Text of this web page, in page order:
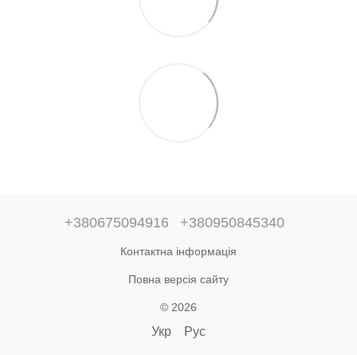
+380675094916 +380950845340
Контактна інформація
Повна версія сайту
© 2026
Укр Рус